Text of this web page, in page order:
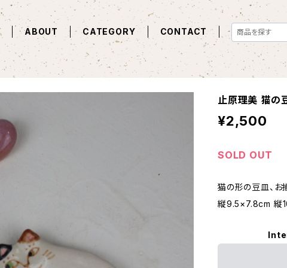
ABOUT CATEGORY CONTACT
止原理美 猫の
¥2,500
SOLD OUT
猫の形の豆皿、お
縦9.5×7.8cm 縦